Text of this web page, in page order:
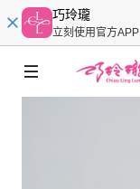
巧玲瓏
立刻使用官方APP